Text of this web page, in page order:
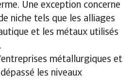
Une exception concerne
niche tels que les alliages
et les métaux utilisés
métallurgiques et
les niveaux